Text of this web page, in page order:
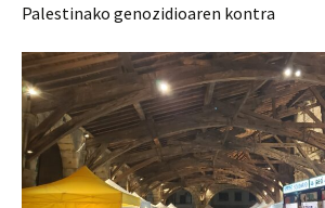
Palestinako genozidioaren kontra